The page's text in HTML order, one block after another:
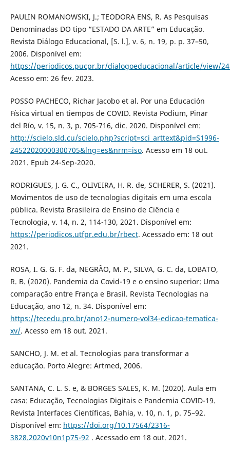
PAULIN ROMANOWSKI, J.; TEODORA ENS, R. As Pesquisas
Denominadas DO tipo “ESTADO DA ARTE” em Educação.
Revista Diálogo Educacional, [S. l.], v. 6, n. 19, p. p. 37–50,
2006. Disponível em:
https://periodicos.pucpr.br/dialogoeducacional/article/view/
Acesso em: 26 fev. 2023.
POSSO PACHECO, Richar Jacobo et al. Por una Educación
Física virtual en tiempos de COVID. Revista Podium, Pinar
del Río, v. 15, n. 3, p. 705-716, dic. 2020. Disponível em:
http://scielo.sld.cu/scielo.php?script=sci_arttext&pid=S1996-
24522020000300705&lng=es&nrm=iso. Acesso em 18 out.
2021. Epub 24-Sep-2020.
RODRIGUES, J. G. C., OLIVEIRA, H. R. de, SCHERER, S. (2021).
Movimentos de uso de tecnologias digitais em uma escola
pública. Revista Brasileira de Ensino de Ciência e
Tecnologia, v. 14, n. 2, 114-130, 2021. Disponível em:
https://periodicos.utfpr.edu.br/rbect. Acessado em: 18 out
2021.
ROSA, I. G. G. F. da, NEGRÃO, M. P., SILVA, G. C. da, LOBATO,
R. B. (2020). Pandemia da Covid-19 e o ensino superior: Uma
comparação entre França e Brasil. Revista Tecnologias na
Educação, ano 12, n. 34. Disponível em:
https://tecedu.pro.br/ano12-numero-vol34-edicao-tematica-
xv/. Acesso em 18 out. 2021.
SANCHO, J. M. et al. Tecnologias para transformar a
educação. Porto Alegre: Artmed, 2006.
SANTANA, C. L. S. e, & BORGES SALES, K. M. (2020). Aula em
casa: Educação, Tecnologias Digitais e Pandemia COVID-19.
Revista Interfaces Científicas, Bahia, v. 10, n. 1, p. 75–92.
Disponível em: https://doi.org/10.17564/2316-
3828.2020v10n1p75-92 . Acessado em 18 out. 2021.